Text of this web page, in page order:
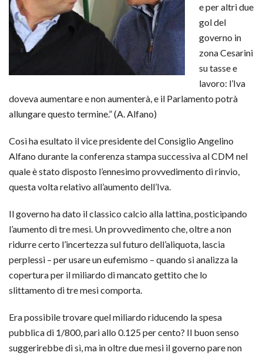
e per altri due
gol del
governo in
zona Cesarini
su tasse e
lavoro: l’Iva
doveva aumentare e non aumenterà, e il Parlamento potrà
allungare questo termine.” (A. Alfano)
Così ha esultato il vice presidente del Consiglio Angelino
Alfano durante la conferenza stampa successiva al CDM nel
quale è stato disposto l’ennesimo provvedimento di rinvio,
questa volta relativo all’aumento dell’Iva.
Il governo ha dato il classico calcio alla lattina, posticipando
l’aumento di tre mesi. Un provvedimento che, oltre a non
ridurre certo l’incertezza sul futuro dell’aliquota, lascia
perplessi – per usare un eufemismo – quando si analizza la
copertura per il miliardo di mancato gettito che lo
slittamento di tre mesi comporta.
Era possibile trovare quel miliardo riducendo la spesa
pubblica di 1/800, pari allo 0.125 per cento? Il buon senso
suggerirebbe di sì, ma in oltre due mesi il governo pare non